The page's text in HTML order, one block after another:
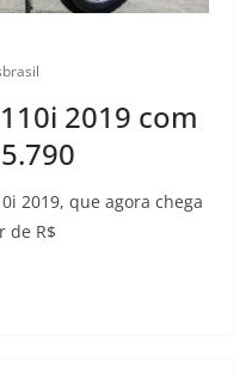
2019 com
2019, que agora chega
de R$